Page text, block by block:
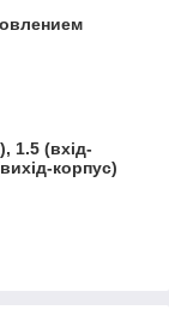
1.5 (вхід-
корпус)